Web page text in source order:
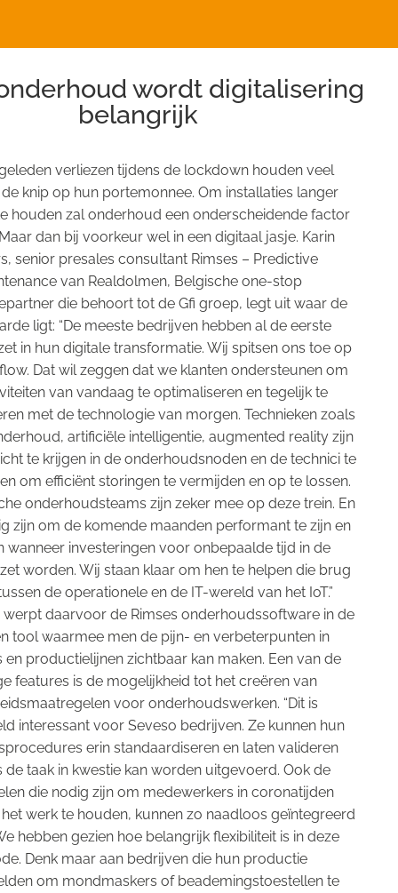
wordt digitalisering
belangrijk
verliezen tijdens de lockdown houden veel
knip op hun portemonnee. Om installaties langer
houden zal onderhoud een onderscheidende factor
dan bij voorkeur wel in een digitaal jasje. Karin
senior presales consultant Rimses – Predictive
van Realdolmen, Belgische one-stop
die behoort tot de Gfi groep, legt uit waar de
ligt: “De meeste bedrijven hebben al de eerste
in hun digitale transformatie. Wij spitsen ons toe op
Dat wil zeggen dat we klanten ondersteunen om
van vandaag te optimaliseren en tegelijk te
met de technologie van morgen. Technieken zoals
artificiële intelligentie, augmented reality zijn
te krijgen in de onderhoudsnoden en de technici te
om efficiënt storingen te vermijden en op te lossen.
onderhoudsteams zijn zeker mee op deze trein. En
zijn om de komende maanden performant te zijn en
wanneer investeringen voor onbepaalde tijd in de
worden. Wij staan klaar om hen te helpen die brug
de operationele en de IT-wereld van het IoT.”
werpt daarvoor de Rimses onderhoudssoftware in de
tool waarmee men de pijn- en verbeterpunten in
en productielijnen zichtbaar kan maken. Een van de
features is de mogelijkheid tot het creëren van
voor onderhoudswerken. “Dit is
interessant voor Seveso bedrijven. Ze kunnen hun
erin standaardiseren en laten valideren
de taak in kwestie kan worden uitgevoerd. Ook de
die nodig zijn om medewerkers in coronatijden
werk te houden, kunnen zo naadloos geïntegreerd
hebben gezien hoe belangrijk flexibiliteit is in deze
Denk maar aan bedrijven die hun productie
om mondmaskers of beademingstoestellen te